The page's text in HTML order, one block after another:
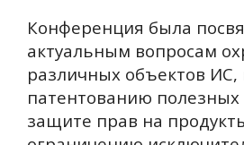
Конференция была
актуальным вопросам
различных объектов ИС,
патентованию
защите прав на